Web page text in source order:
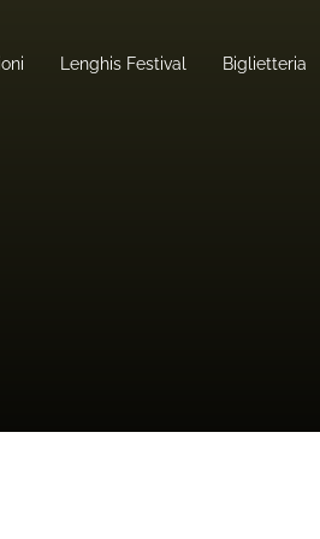
Lenghis Festival Biglietteria